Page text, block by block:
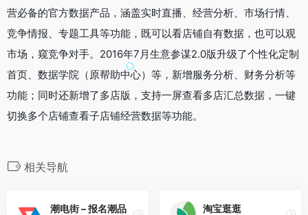
营必备的官方数据产品，涵盖实时直播、经营分析、市场行情、
竞争情报、专题工具等功能，既可以看店铺自有数据，也可以观
市场，窥竞争对手。2016年7月生意参谋2.0版升级了个性化定制
首页、数据学院（原帮助中心）等，新增服务分析、财务分析等
功能；同时还新增了多店版，支持一屏查看多店汇总数据，一键
切换多个店铺查看子店铺经营数据等功能。
相关导航
潮电街 – 报名潮品 淘宝逛逛